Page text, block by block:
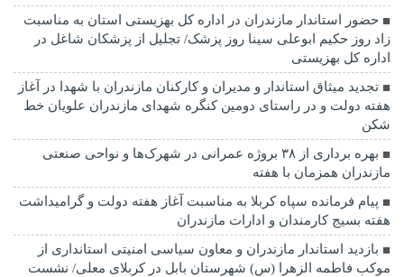
حضور استاندار مازندران در اداره کل بهزیستی استان به مناسبت
زاد روز حکیم ابوعلی سینا روز پزشک/ تجلیل از پزشکان شاغل در
اداره کل بهزیستی
تجدید میثاق استاندار و مدیران و کارکنان مازندران با شهدا در آغاز
هفته دولت و در راستای دومین کنگره شهدای مازندران علویان خط
شکن
بهره برداری از ۳۸ بروژه عمرانی در شهرک‌ها و نواحی صنعتی
مازندران همزمان با هفته
پیام فرمانده سپاه کربلا به مناسبت آغاز هفته دولت و گرامیداشت
هفته بسیج کارمندان و ادارات مازندران
بازدید استاندار مازندران و معاون سیاسی امنیتی استانداری از
موکب فاطمه الزهرا (س) شهرستان بابل در کربلای معلی/ نشست